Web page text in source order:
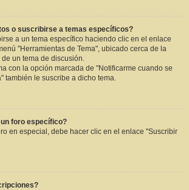
o suscribirse a temas específicos?
a un tema específico haciendo clic en el enlace
"Herramientas de Tema", ubicado cerca de la
un tema de discusión.
con la opción marcada de "Notificarme cuando se
también le suscribe a dicho tema.
foro específico?
en especial, debe hacer clic en el enlace "Suscribir